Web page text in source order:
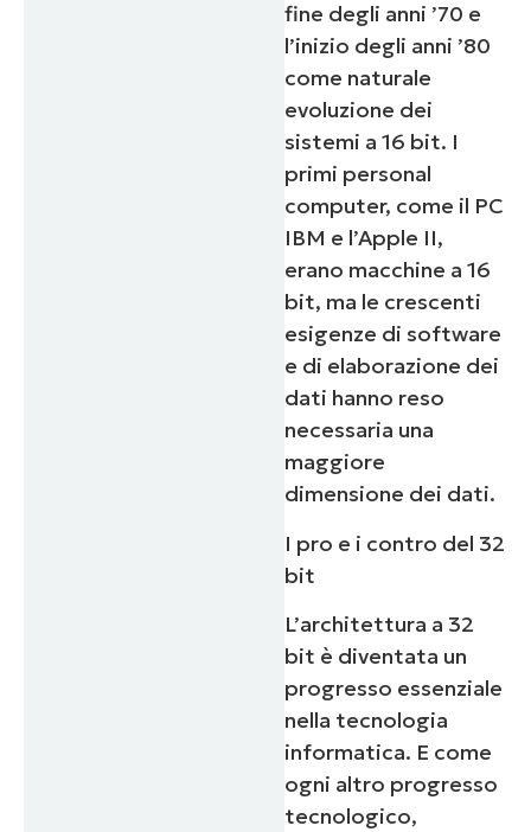
fine degli anni ’70 e
l’inizio degli anni ’80
come naturale
evoluzione dei
sistemi a 16 bit. I
primi personal
computer, come il PC
IBM e l’Apple II,
erano macchine a 16
bit, ma le crescenti
esigenze di software
e di elaborazione dei
dati hanno reso
necessaria una
maggiore
dimensione dei dati.
I pro e i contro del 32
bit
L’architettura a 32
bit è diventata un
progresso essenziale
nella tecnologia
informatica. E come
ogni altro progresso
tecnologico,